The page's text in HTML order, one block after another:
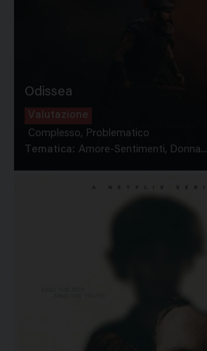
Odissea
Valutazione
Complesso, Problematico
Tematica: Amore-Sentimenti, Donna...